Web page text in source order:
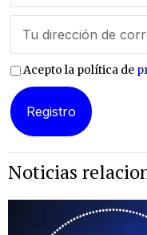
Acepto la política de
Noticias